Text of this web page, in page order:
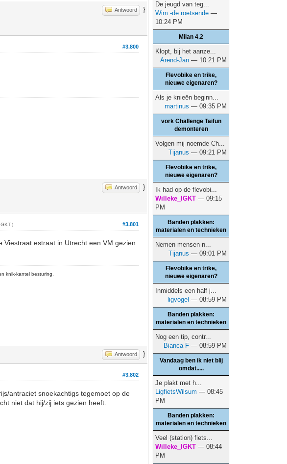
Antwoord }
#3.800
Antwoord }
#3.801
.)
estraat in Utrecht een VM gezien
knik-kantel besturing,
Antwoord }
#3.802
antraciet snoekachtigs tegemoet op de
niet dat hij/zij iets gezien heeft.
De jeugd van teg...
Wim -de roetsende —
10:24 PM
Milan 4.2
Klopt, bij het aanze...
Arend-Jan — 10:21 PM
Flevobike en trike,
nieuwe eigenaren?
Als je knieën beginn...
martinus — 09:35 PM
vork Challenge Taifun
demonteren
Volgen mij noemde Ch...
Tijanus — 09:21 PM
Flevobike en trike,
nieuwe eigenaren?
Ik had op de flevobi...
Willeke_IGKT — 09:15
PM
Banden plakken:
materialen en technieken
Nemen mensen n...
Tijanus — 09:01 PM
Flevobike en trike,
nieuwe eigenaren?
Inmiddels een half j...
ligvogel — 08:59 PM
Banden plakken:
materialen en technieken
Nog een tip, contr...
Bianca F — 08:59 PM
Vandaag ben ik niet blij
omdat.....
Je plakt met h...
LigfietsWilsum — 08:45
PM
Banden plakken:
materialen en technieken
Veel (station) fiets...
Willeke_IGKT — 08:44
PM